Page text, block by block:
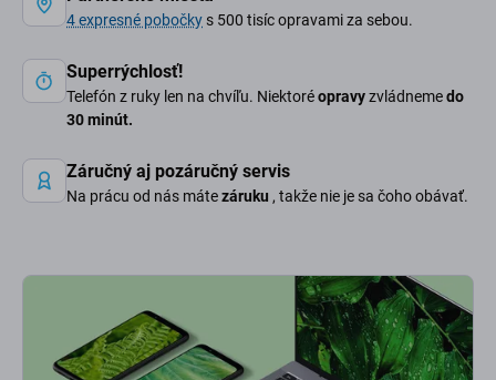
4 expresné pobočky s 500 tisíc opravami za sebou.
Superrýchlosť!
Telefón z ruky len na chvíľu. Niektoréopravyzvládnemedo
30 minút.
Záručný aj pozáručný servis
Na prácu od nás mátezáruku , takže nie je sa čoho obávať.